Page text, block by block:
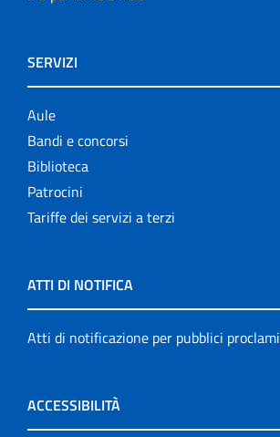
SERVIZI
Aule
Bandi e concorsi
Biblioteca
Patrocini
Tariffe dei servizi a terzi
ATTI DI NOTIFICA
Atti di notificazione per pubblici proclami
ACCESSIBILITÀ